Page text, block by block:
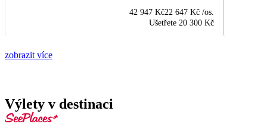
42 947 Kč22 647 Kč /os.
Ušetřete 20 300 Kč
zobrazit více
Výlety v destinaci